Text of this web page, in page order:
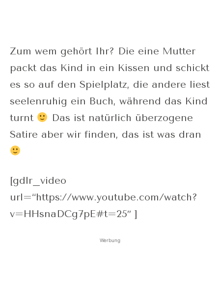
Zum wem gehört Ihr? Die eine Mutter
packt das Kind in ein Kissen und schickt
es so auf den Spielplatz, die andere liest
seelenruhig ein Buch, während das Kind
turnt
Das ist natürlich überzogene
Satire aber wir finden, das ist was dran
[gdlr_video
url=“https://www.youtube.com/watch?
v=HHsnaDCg7pE#t=25″ ]
Werbung